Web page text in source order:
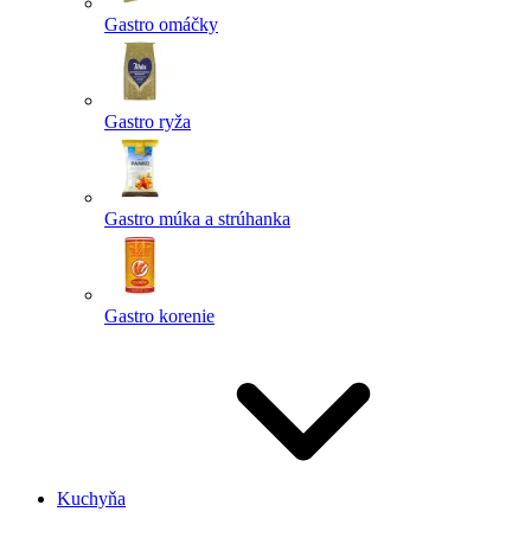
Gastro omáčky
Gastro ryža
Gastro múka a strúhanka
Gastro korenie
Kuchyňa